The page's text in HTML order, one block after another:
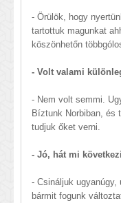
- Örülök, hogy
tartottuk magunkat
köszönhetőn
- Volt valami
- Nem volt semmi.
Bíztunk Norbiban, és
tudjuk őket verni.
- Jó, hát mi
- Csináljuk
bármit fogunk